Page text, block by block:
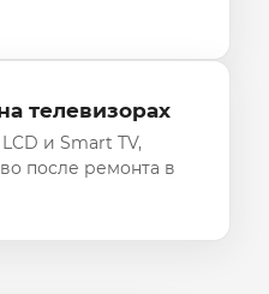
телевизорах
и Smart TV,
после ремонта в